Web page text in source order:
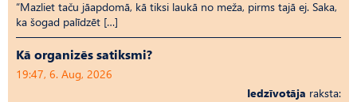
“Mazliet taču jāapdomā, kā tiksi laukā no meža, pirms tajā ej. Saka,
ka šogad palīdzēt […]
Kā organizēs satiksmi?
19:47, 6. Aug, 2026
Iedzīvotāja raksta: